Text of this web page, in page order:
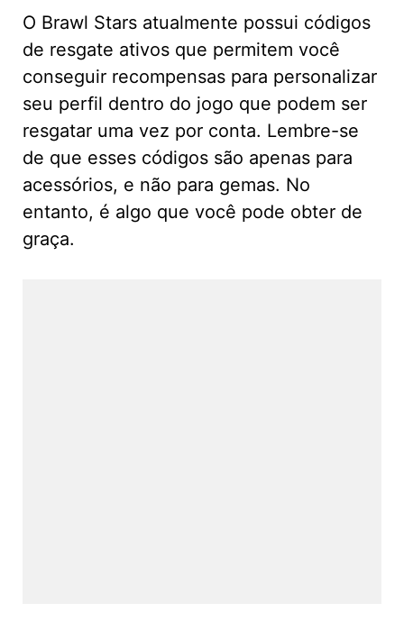
O Brawl Stars atualmente possui códigos
de resgate ativos que permitem você
conseguir recompensas para personalizar
seu perfil dentro do jogo que podem ser
resgatar uma vez por conta. Lembre-se
de que esses códigos são apenas para
acessórios, e não para gemas. No
entanto, é algo que você pode obter de
graça.